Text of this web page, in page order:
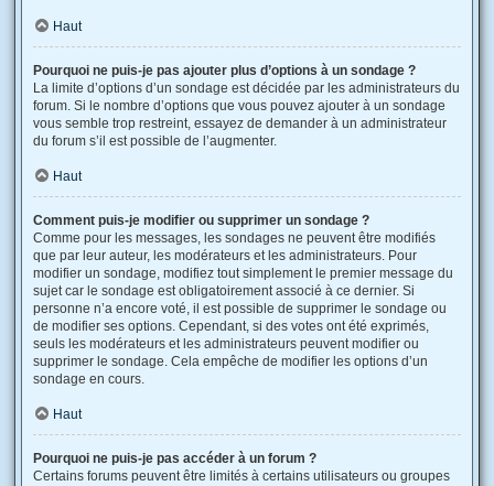
Haut
Pourquoi ne puis-je pas ajouter plus d’options à un sondage ?
La limite d’options d’un sondage est décidée par les administrateurs du
forum. Si le nombre d’options que vous pouvez ajouter à un sondage
vous semble trop restreint, essayez de demander à un administrateur
du forum s’il est possible de l’augmenter.
Haut
Comment puis-je modifier ou supprimer un sondage ?
Comme pour les messages, les sondages ne peuvent être modifiés
que par leur auteur, les modérateurs et les administrateurs. Pour
modifier un sondage, modifiez tout simplement le premier message du
sujet car le sondage est obligatoirement associé à ce dernier. Si
personne n’a encore voté, il est possible de supprimer le sondage ou
de modifier ses options. Cependant, si des votes ont été exprimés,
seuls les modérateurs et les administrateurs peuvent modifier ou
supprimer le sondage. Cela empêche de modifier les options d’un
sondage en cours.
Haut
Pourquoi ne puis-je pas accéder à un forum ?
Certains forums peuvent être limités à certains utilisateurs ou groupes